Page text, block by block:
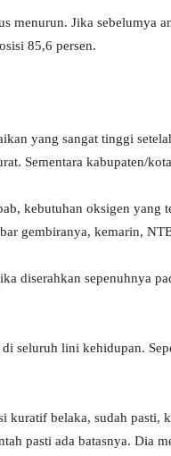
menurun. Jika sebelumya
85,6 persen.
yang sangat tinggi
Sementara kabupaten/
kebutuhan oksigen yang
gembiranya, kemarin,
diserahkan sepenuhnya
seluruh lini kehidupan.
belaka, sudah pasti,
pasti ada batasnya. Dia